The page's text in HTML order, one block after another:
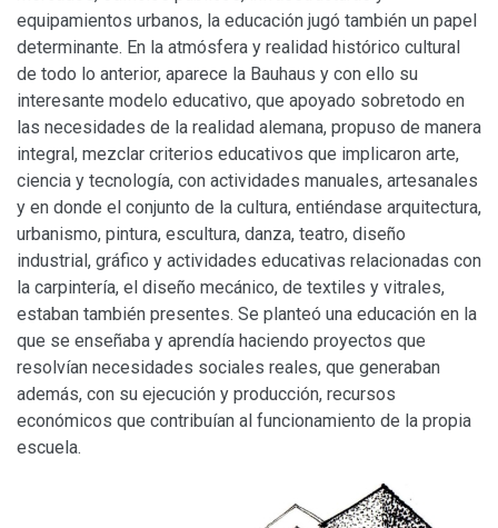
equipamientos urbanos, la educación jugó también un papel
determinante. En la atmósfera y realidad histórico cultural
de todo lo anterior, aparece la Bauhaus y con ello su
interesante modelo educativo, que apoyado sobretodo en
las necesidades de la realidad alemana, propuso de manera
integral, mezclar criterios educativos que implicaron arte,
ciencia y tecnología, con actividades manuales, artesanales
y en donde el conjunto de la cultura, entiéndase arquitectura,
urbanismo, pintura, escultura, danza, teatro, diseño
industrial, gráfico y actividades educativas relacionadas con
la carpintería, el diseño mecánico, de textiles y vitrales,
estaban también presentes. Se planteó una educación en la
que se enseñaba y aprendía haciendo proyectos que
resolvían necesidades sociales reales, que generaban
además, con su ejecución y producción, recursos
económicos que contribuían al funcionamiento de la propia
escuela.